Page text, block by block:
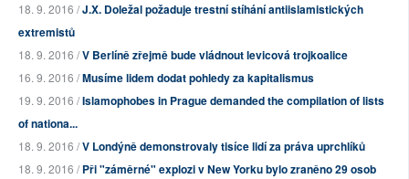
18. 9. 2016 /J.X. Doležal požaduje trestní stíhání antiislamistických
extremistů
18. 9. 2016 /V Berlíně zřejmě bude vládnout levicová trojkoalice
16. 9. 2016 /Musíme lidem dodat pohledy za kapitalismus
19. 9. 2016 /Islamophobes in Prague demanded the compilation of lists
of nationa...
18. 9. 2016 /V Londýně demonstrovaly tisíce lidí za práva uprchlíků
18. 9. 2016 /Při "záměrné" explozi v New Yorku bylo zraněno 29 osob